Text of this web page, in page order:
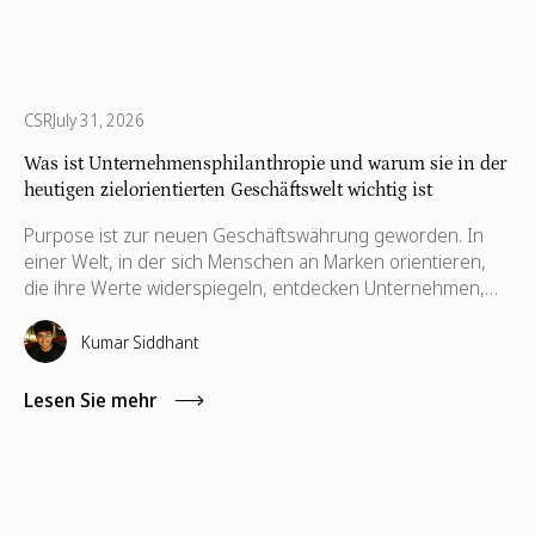
CSRJuly 31, 2026
Was ist Unternehmensphilanthropie und warum sie in der
heutigen zielorientierten Geschäftswelt wichtig ist
Purpose ist zur neuen Geschäftswährung geworden. In
einer Welt, in der sich Menschen an Marken orientieren,
die ihre Werte widerspiegeln, entdecken Unternehmen,
dass dauerhafter Erfolg nicht allein durch Gewinne
definiert wird, sondern durch die positive Wirkung, die sie
erzielen, und durch die Prinzipien, für die sie stehen.
Dieser Wandel hat zu einer starken Bewegung geführt:
Kumar Siddhant
Lesen Sie mehr